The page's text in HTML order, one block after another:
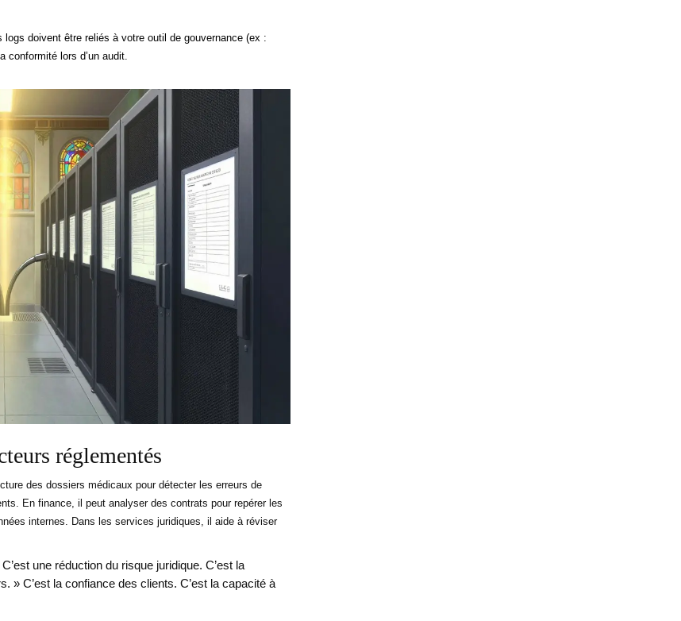
logs doivent être reliés à votre outil de gouvernance (ex :
lors d’un audit.
réglementés
des dossiers médicaux pour détecter les erreurs de
En finance, il peut analyser des contrats pour repérer les
internes. Dans les services juridiques, il aide à réviser
une réduction du risque juridique. C’est la
» C’est la confiance des clients. C’est la capacité à